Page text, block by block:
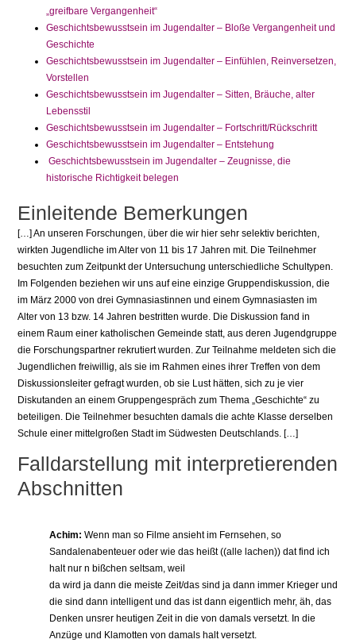
„greifbare Vergangenheit“
Geschichtsbewusstsein im Jugendalter – Bloße Vergangenheit und
Geschichte
Geschichtsbewusstsein im Jugendalter – Einfühlen, Reinversetzen,
Vorstellen
Geschichtsbewusstsein im Jugendalter – Sitten, Bräuche, alter
Lebensstil
Geschichtsbewusstsein im Jugendalter – Fortschritt/Rückschritt
Geschichtsbewusstsein im Jugendalter – Entstehung
Geschichtsbewusstsein im Jugendalter – Zeugnisse, die
historische Richtigkeit belegen
Einleitende Bemerkungen
[…] An unseren Forschungen, über die wir hier sehr selektiv berichten,
wirkten Jugendliche im Alter von 11 bis 17 Jahren mit. Die Teilnehmer
besuchten zum Zeitpunkt der Untersuchung unterschiedliche Schultypen.
Im Folgenden beziehen wir uns auf eine einzige Gruppendiskussion, die
im März 2000 von drei Gymnasiastinnen und einem Gymnasiasten im
Alter von 13 bzw. 14 Jahren bestritten wurde. Die Diskussion fand in
einem Raum einer katholischen Gemeinde statt, aus deren Jugendgruppe
die Forschungspartner rekrutiert wurden. Zur Teilnahme meldeten sich die
Jugendlichen freiwillig, als sie im Rahmen eines ihrer Treffen von dem
Diskussionsleiter gefragt wurden, ob sie Lust hätten, sich zu je vier
Diskutanden an einem Gruppengespräch zum Thema „Geschichte“ zu
beteiligen. Die Teilnehmer besuchten damals die achte Klasse derselben
Schule einer mittelgroßen Stadt im Südwesten Deutschlands. […]
Falldarstellung mit interpretierenden
Abschnitten
Achim: Wenn man so Filme ansieht im Fernsehen, so
Sandalenabenteuer oder wie das heißt ((alle lachen)) dat find ich
halt nur n bißchen seltsam, weil
da wird ja dann die meiste Zeit/das sind ja dann immer Krieger und
die sind dann intelligent und das ist dann eigentlich mehr, äh, das
Denken unsrer heutigen Zeit in die von damals versetzt. In die
Anzüge und Klamotten von damals halt versetzt.